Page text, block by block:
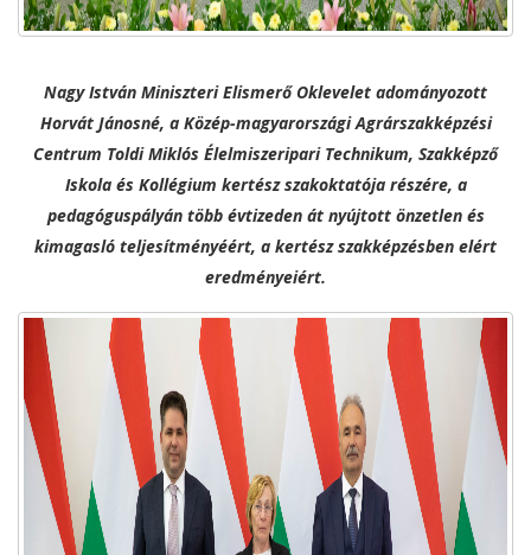
Nagy István Miniszteri Elismerő Oklevelet adományozott
Horvát Jánosné, a Közép-magyarországi Agrárszakképzési
Centrum Toldi Miklós Élelmiszeripari Technikum, Szakképző
Iskola és Kollégium kertész szakoktatója részére, a
pedagóguspályán több évtizeden át nyújtott önzetlen és
kimagasló teljesítményéért, a kertész szakképzésben elért
eredményeiért.